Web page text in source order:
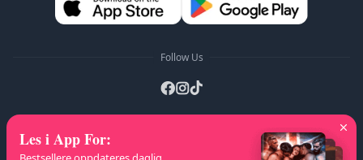
Follow Us
A-Z Lister : A B I J
K
Les i App For: